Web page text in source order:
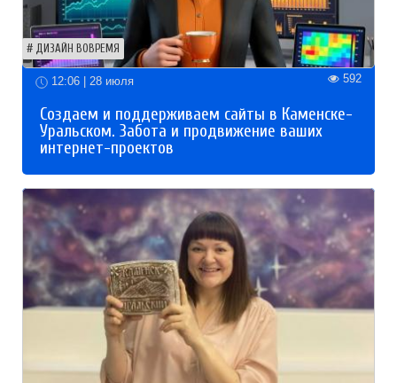
ДИЗАЙН ВОВРЕМЯ
12:06 | 28 июля 592
Создаем и поддерживаем сайты в Каменске-
Уральском. Забота и продвижение ваших
интернет-проектов